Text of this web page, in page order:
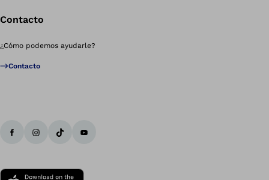
Contacto
¿Cómo podemos ayudarle?
Contacto